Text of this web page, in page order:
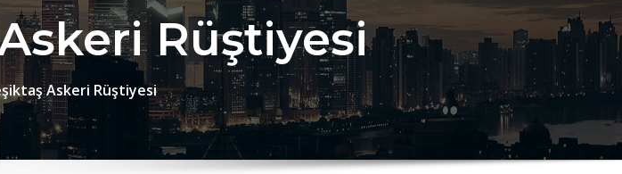
Rüştiyesi
Askeri Rüştiyesi